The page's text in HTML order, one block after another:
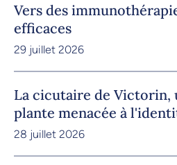
Vers des
efficaces
29 juillet 2026
La cicutaire de Victorin,
plante menacée à
28 juillet 2026